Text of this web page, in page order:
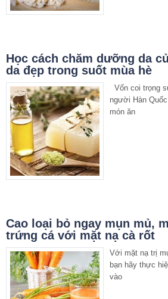
Học cách chăm dưỡng da
da đẹp trong suốt mùa hè
Vốn coi trọng
người Hàn
món ăn
Cao loại bỏ ngay mụn mủ,
trứng cá với mặt nạ cà rốt
Với mặt nạ trị
bạn hãy thực
vào